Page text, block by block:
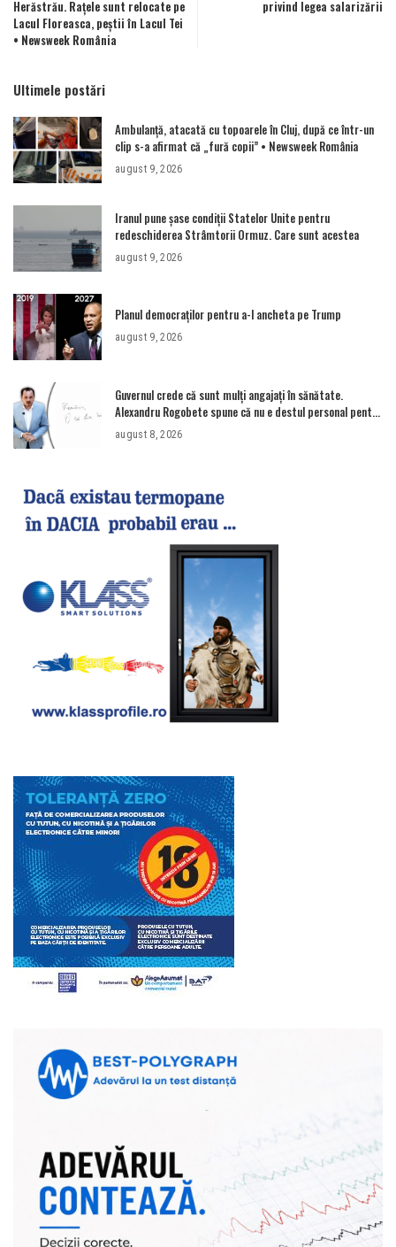
Herăstrău. Raţele sunt relocate pe
Lacul Floreasca, peştii în Lacul Tei
• Newsweek România
privind legea salarizării
Ultimele postări
Ambulanţă, atacată cu topoarele în Cluj, după ce într-un
clip s-a afirmat că „fură copii” • Newsweek România
august 9, 2026
Iranul pune șase condiții Statelor Unite pentru
redeschiderea Strâmtorii Ormuz. Care sunt acestea
august 9, 2026
Planul democraților pentru a-l ancheta pe Trump
august 9, 2026
Guvernul crede că sunt mulţi angajaţi în sănătate.
Alexandru Rogobete spune că nu e destul personal pentru
combaterea infecţiilor nosocomiale
august 8, 2026